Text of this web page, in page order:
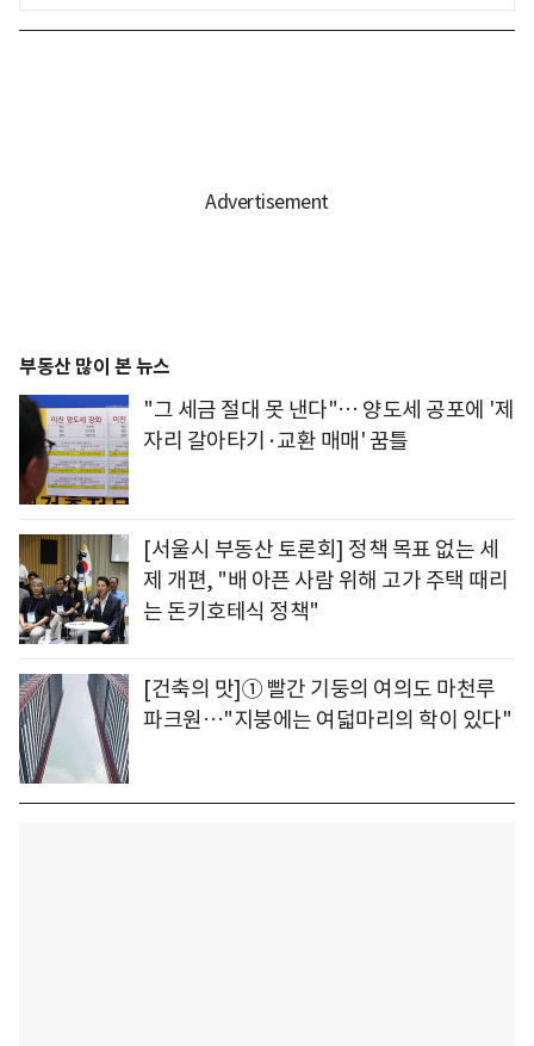
부동산 많이 본 뉴스
"그 세금 절대 못 낸다"… 양도세 공포에 '제
자리 갈아타기·교환 매매' 꿈틀
[서울시 부동산 토론회] 정책 목표 없는 세
제 개편, "배 아픈 사람 위해 고가 주택 때리
는 돈키호테식 정책"
[건축의 맛]① 빨간 기둥의 여의도 마천루
파크원…"지붕에는 여덟마리의 학이 있다"